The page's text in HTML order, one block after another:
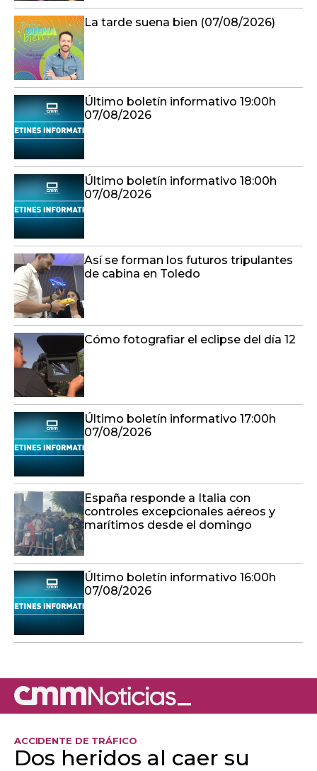
La tarde suena bien (07/08/2026)
Último boletín informativo 19:00h
07/08/2026
Último boletín informativo 18:00h
07/08/2026
Así se forman los futuros tripulantes
de cabina en Toledo
Cómo fotografiar el eclipse del día 12
Último boletín informativo 17:00h
07/08/2026
España responde a Italia con
controles excepcionales aéreos y
marítimos desde el domingo
Último boletín informativo 16:00h
07/08/2026
ACCIDENTE DE TRÁFICO
Dos heridos al caer su